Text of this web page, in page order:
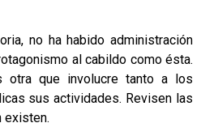
no ha habido administración
al cabildo como ésta.
otra que involucre tanto a los
sus actividades. Revisen las
existen.